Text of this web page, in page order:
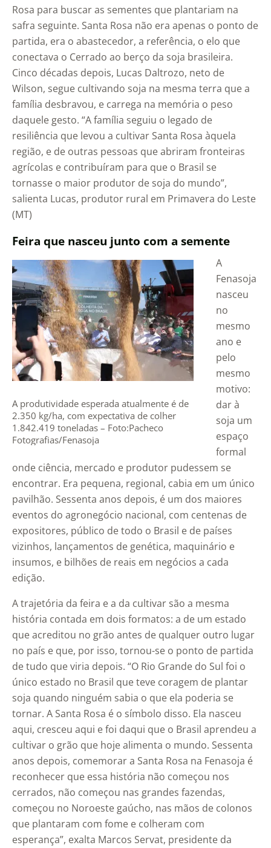
Rosa para buscar as sementes que plantariam na
safra seguinte. Santa Rosa não era apenas o ponto de
partida, era o abastecedor, a referência, o elo que
conectava o Cerrado ao berço da soja brasileira.
Cinco décadas depois, Lucas Daltrozo, neto de
Wilson, segue cultivando soja na mesma terra que a
família desbravou, e carrega na memória o peso
daquele gesto. “A família seguiu o legado de
resiliência que levou a cultivar Santa Rosa àquela
região, e de outras pessoas que abriram fronteiras
agrícolas e contribuíram para que o Brasil se
tornasse o maior produtor de soja do mundo”,
salienta Lucas, produtor rural em Primavera do Leste
(MT)
Feira que nasceu junto com a semente
A produtividade esperada atualmente é de
2.350 kg/ha, com expectativa de colher
1.842.419 toneladas – Foto:Pacheco
Fotografias/Fenasoja
A
Fenasoja
nasceu
no
mesmo
ano e
pelo
mesmo
motivo:
dar à
soja um
espaço
formal
onde ciência, mercado e produtor pudessem se
encontrar. Era pequena, regional, cabia em um único
pavilhão. Sessenta anos depois, é um dos maiores
eventos do agronegócio nacional, com centenas de
expositores, público de todo o Brasil e de países
vizinhos, lançamentos de genética, maquinário e
insumos, e bilhões de reais em negócios a cada
edição.
A trajetória da feira e a da cultivar são a mesma
história contada em dois formatos: a de um estado
que acreditou no grão antes de qualquer outro lugar
no país e que, por isso, tornou-se o ponto de partida
de tudo que viria depois. “O Rio Grande do Sul foi o
único estado no Brasil que teve coragem de plantar
soja quando ninguém sabia o que ela poderia se
tornar. A Santa Rosa é o símbolo disso. Ela nasceu
aqui, cresceu aqui e foi daqui que o Brasil aprendeu a
cultivar o grão que hoje alimenta o mundo. Sessenta
anos depois, comemorar a Santa Rosa na Fenasoja é
reconhecer que essa história não começou nos
cerrados, não começou nas grandes fazendas,
começou no Noroeste gaúcho, nas mãos de colonos
que plantaram com fome e colheram com
esperança”, exalta Marcos Servat, presidente da